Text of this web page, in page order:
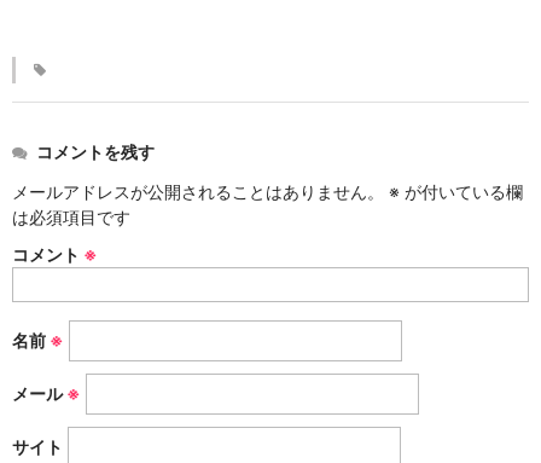
銀彩シリーズ
デルフト伊万里シリーズ
DELFT IMARI
FUGA
いちごシリーズ
STRAWBERRY
錆ネズシリーズ
コメントを残す
メールアドレスが公開されることはありません。
※ が付いている欄
は必須項目です
コメント ※
名前 ※
メール※
サイト